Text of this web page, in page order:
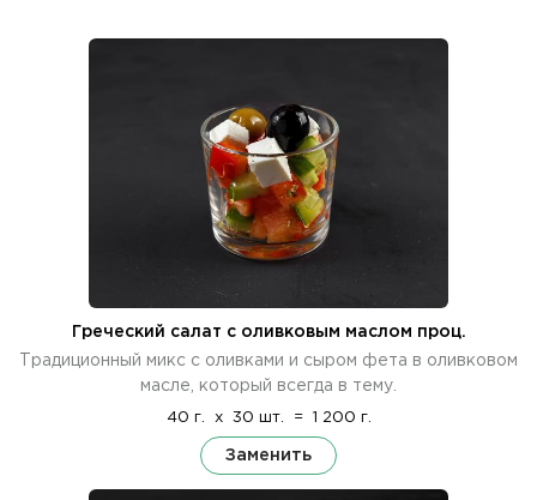
Греческий салат с оливковым маслом проц.
Традиционный микс с оливками и сыром фета в оливковом
масле, который всегда в тему.
40 г. x 30 шт. = 1 200 г.
Заменить